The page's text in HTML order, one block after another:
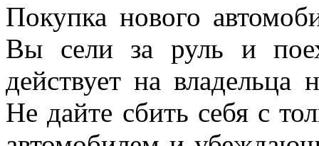
Покупка нового
Вы сели за руль и
действует на
Не дайте сбить себя с